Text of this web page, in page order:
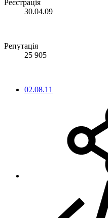
Реєстрація
30.04.09
Репутація
25 905
02.08.11